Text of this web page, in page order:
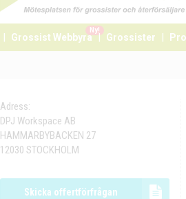
Grossist Webbyrå
Ny!
Grossister
Adress:
DPJ Workspace AB
HAMMARBYBACKEN 27
12030 STOCKHOLM
Skicka offertförfrågan